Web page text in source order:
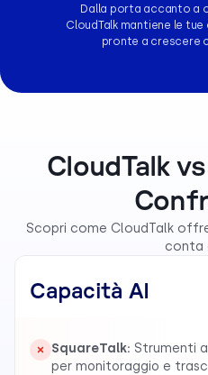
Dalla porta accanto a
CloudTalk mantiene le
pronte a crescere
CloudTalk
Scopri come CloudTalk
conta
Capacità AI
SquareTalk: Strumenti
per monitoraggio e